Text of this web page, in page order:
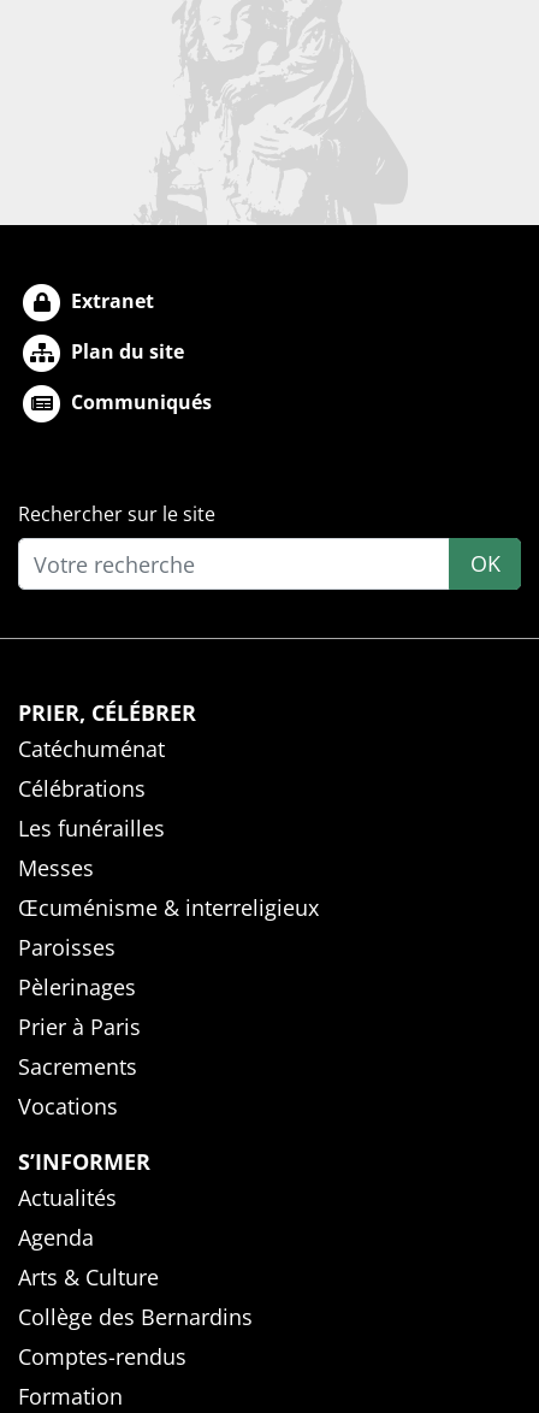
Extranet
Plan du site
Communiqués
Rechercher sur le site
OK
PRIER, CÉLÉBRER
Catéchuménat
Célébrations
Les funérailles
Messes
Œcuménisme & interreligieux
Paroisses
Pèlerinages
Prier à Paris
Sacrements
Vocations
S’INFORMER
Actualités
Agenda
Arts & Culture
Collège des Bernardins
Comptes-rendus
Formation